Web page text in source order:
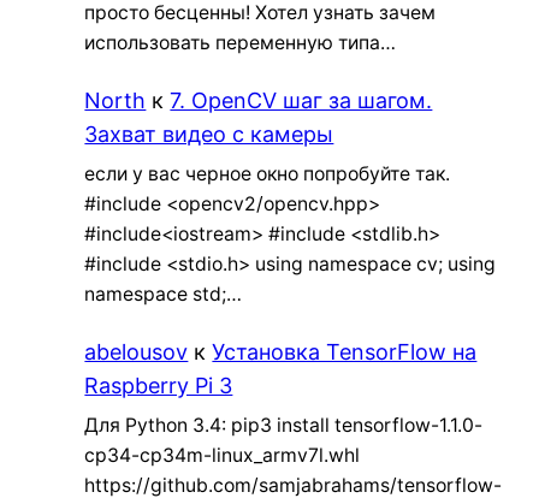
просто бесценны! Хотел узнать зачем
использовать переменную типа…
North к7. OpenCV шаг за шагом.
Захват видео с камеры
если у вас черное окно попробуйте так.
#include <opencv2/opencv.hpp>
#include<iostream> #include <stdlib.h>
#include <stdio.h> using namespace cv; using
namespace std;…
abelousov кУстановка TensorFlow на
Raspberry Pi 3
Для Python 3.4: pip3 install tensorflow-1.1.0-
cp34-cp34m-linux_armv7l.whl
https://github.com/samjabrahams/tensorflow-